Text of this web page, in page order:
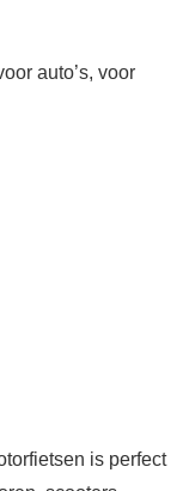
auto’s, voor
is perfect